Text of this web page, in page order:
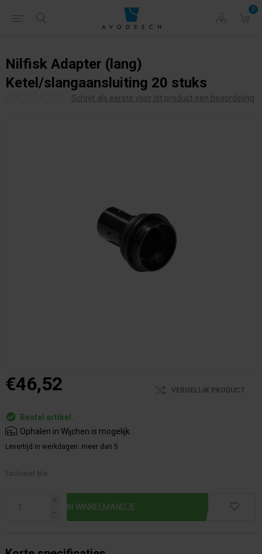
0
Nilfisk Adapter (lang)
Ketel/slangaansluiting 20 stuks
Schrijf als eerste voor dit product een beoordeling
€46,52 VERGELIJK PRODUCT
Bestel artikel.
Ophalen in Wijchen is mogelijk.
Levertijd in werkdagen: meer dan 5
Exclusief btw.
i
h